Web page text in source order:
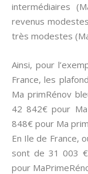
intermédiaires
revenus
très modestes
Ainsi, pour
France, les
Ma primRénov
42 842€ pour Ma
848€ pour Ma
En Ile de France,
sont de 31 003
pour